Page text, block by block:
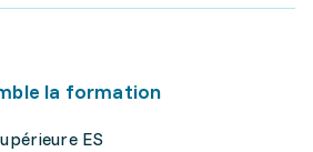
la formation
ES